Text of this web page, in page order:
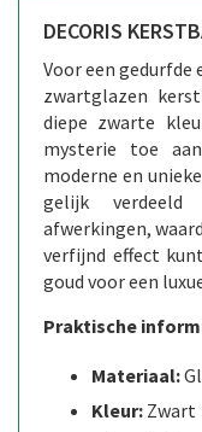
DECORIS
Voor een
zwartglazen
diepe zwarte
mysterie toe
moderne en
gelijk
afwerkingen,
verfijnd effect
goud voor een
Praktische
Materiaal:
Kleur: Zwart